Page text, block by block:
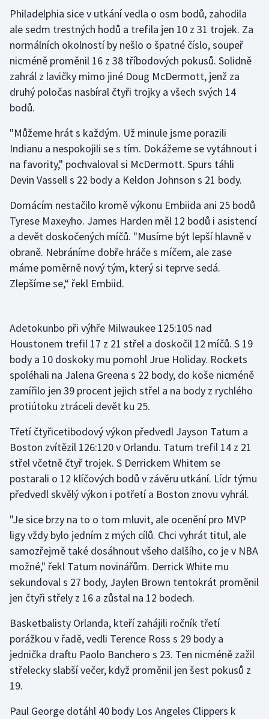
Golf
Gymnastika
Házená
Jezdectví
Judo
Krasobruslení
Lyže a snowboard
Moderní pětiboj
Motorsport
Parasport
Plavání
Plážový volejbal
Rychlobruslení
Rychlostní kanoistika
Sportovní střelba
Stolní tenis
Triatlon
Veslování
Vodní slalom
Volejbal
Ostatní
Philadelphia sice v utkání vedla o osm bodů, zahodila
ale sedm trestných hodů a trefila jen 10 z 31 trojek. Za
normálních okolností by nešlo o špatné číslo, soupeř
nicméně proměnil 16 z 38 tříbodových pokusů. Solidně
zahrál z lavičky mimo jiné Doug McDermott, jenž za
druhý poločas nasbíral čtyři trojky a všech svých 14
bodů.
"Můžeme hrát s každým. Už minule jsme porazili
Indianu a nespokojili se s tím. Dokážeme se vytáhnout i
na favority," pochvaloval si McDermott. Spurs táhli
Devin Vassell s 22 body a Keldon Johnson s 21 body.
Domácím nestačilo kromě výkonu Embiida ani 25 bodů
Tyrese Maxeyho. James Harden měl 12 bodů i asistencí
a devět doskočených míčů. "Musíme být lepší hlavně v
obraně. Nebráníme dobře hráče s míčem, ale zase
máme poměrně nový tým, který si teprve sedá.
Zlepšíme se,“ řekl Embiid.
Adetokunbo při výhře Milwaukee 125:105 nad
Houstonem trefil 17 z 21 střel a doskočil 12 míčů. S 19
body a 10 doskoky mu pomohl Jrue Holiday. Rockets
spoléhali na Jalena Greena s 22 body, do koše nicméně
zamířilo jen 39 procent jejich střel a na body z rychlého
protiútoku ztráceli devět ku 25.
Třetí čtyřicetibodový výkon předvedl Jayson Tatum a
Boston zvítězil 126:120 v Orlandu. Tatum trefil 14 z 21
střel včetně čtyř trojek. S Derrickem Whitem se
postarali o 12 klíčových bodů v závěru utkání. Lídr týmu
předvedl skvělý výkon i potřetí a Boston znovu vyhrál.
"Je sice brzy na to o tom mluvit, ale ocenění pro MVP
ligy vždy bylo jedním z mých cílů. Chci vyhrát titul, ale
samozřejmě také dosáhnout všeho dalšího, co je v NBA
možné," řekl Tatum novinářům. Derrick White mu
sekundoval s 27 body, Jaylen Brown tentokrát proměnil
jen čtyři střely z 16 a zůstal na 12 bodech.
Basketbalisty Orlanda, kteří zahájili ročník třetí
porážkou v řadě, vedli Terence Ross s 29 body a
jednička draftu Paolo Banchero s 23. Ten nicméně zažil
střelecky slabší večer, když proměnil jen šest pokusů z
19.
Paul George dotáhl 40 body Los Angeles Clippers k